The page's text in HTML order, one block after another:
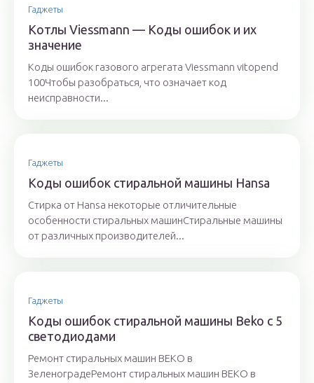
Гаджеты
Котлы Viessmann — Коды ошибок и их
значение
Коды ошибок газового агрегата Viessmann vitopend
100Чтобы разобраться, что означает код
неисправности...
Гаджеты
Коды ошибок стиральной машины Hansa
Стирка от Hansa некоторые отличительные
особенности стиральных машинСтиральные машины
от различных производителей...
Гаджеты
Коды ошибок стиральной машины Beko с 5
светодиодами
Ремонт стиральных машин ВЕКО в
ЗеленоградеРемонт стиральных машин ВЕКО в